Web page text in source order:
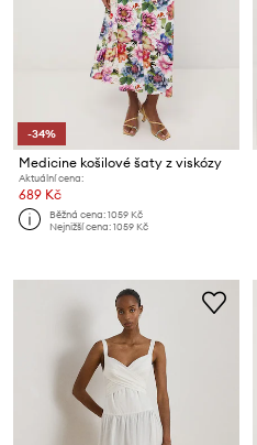
-34%
Medicine košilové šaty z viskózy
Aktuální cena:
689 Kč
Běžná cena:1059 Kč
Nejnižší cena:1059 Kč